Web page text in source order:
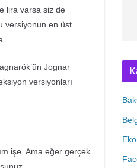
lira varsa siz de
versiyonun en üst
Jognar
versiyonları
işe. Ama eğer gerçek